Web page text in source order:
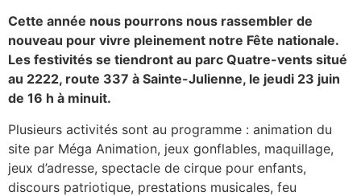
Cette année nous pourrons nous rassembler de
nouveau pour vivre pleinement notre Fête nationale.
Les festivités se tiendront au parc Quatre-vents situé
au 2222, route 337 à Sainte-Julienne, le jeudi 23 juin
de 16 h à minuit.
Plusieurs activités sont au programme : animation du
site par Méga Animation, jeux gonflables, maquillage,
jeux d’adresse, spectacle de cirque pour enfants,
discours patriotique, prestations musicales, feu